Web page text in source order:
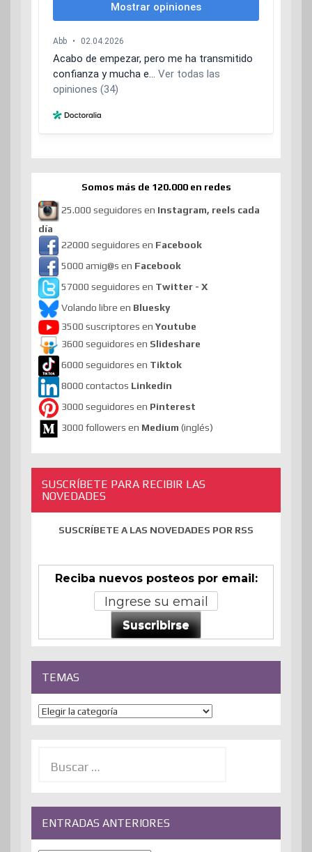
Somos más de 120.000 en redes
25.000 seguidores en Instagram, reels cada
día
22000 seguidores en Facebook
5000 amig@s en Facebook
57000 seguidores en Twitter - X
Volando libre en Bluesky
3500 suscriptores en Youtube
3600 seguidores en Slideshare
6000 seguidores en Tiktok
8000 contactos Linkedin
3000 seguidores en Pinterest
3000 followers en Medium (inglés)
SUSCRÍBETE PARA RECIBIR LAS
NOVEDADES
SUSCRÍBETE A LAS NOVEDADES POR RSS
Reciba nuevos posteos por email:
Suscribirse
TEMAS
Temas
ENTRADAS ANTERIORES